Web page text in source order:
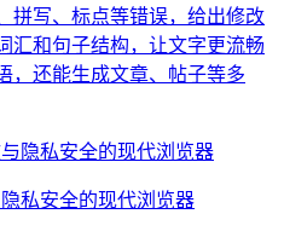
拼写、标点等错误，给出修改
汇和句子结构，让文字更流畅
，还能生成文章、帖子等多
私安全的现代浏览器